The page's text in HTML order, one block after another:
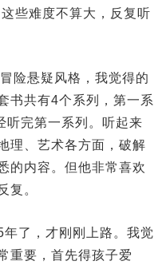
些难度不算大，反复听
险悬疑风格，我觉得的
书共有4个系列，第一系
完第一系列。听起来
理、艺术各方面，破解
的内容。但他非常喜欢
复。
了，才刚刚上路。我觉
重要，首先得孩子爱